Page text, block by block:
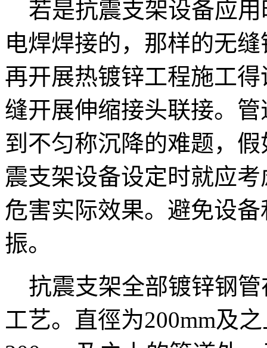
若是抗震支架设备应用
电焊焊接的，那样的无
再开展热镀锌工程施工
缝开展伸缩接头联接。
到不匀称沉降的难题，
震支架设备设定时就应
危害实际效果。避免设
振。
抗震支架全部镀锌钢管
工艺。直徑为200mm及